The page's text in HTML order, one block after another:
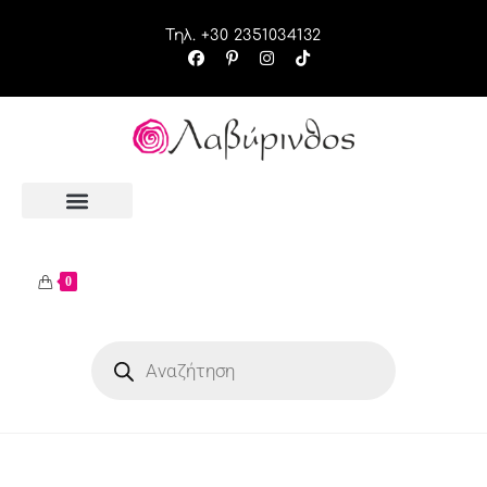
Τηλ. +30 2351034132
0